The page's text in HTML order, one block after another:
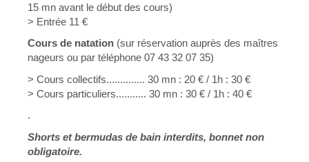
15 mn avant le début des cours)
> Entrée 11 €
Cours de natation(sur réservation auprès des maîtres
nageurs ou par téléphone 07 43 32 07 35)
> Cours collectifs.............. 30 mn : 20 € / 1h : 30 €
> Cours particuliers........... 30 mn : 30 € / 1h : 40 €
.
Shorts et bermudas de bain interdits, bonnet non
obligatoire.